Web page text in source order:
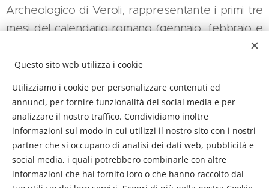
Archeologico di Veroli, rappresentante i primi tre
mesi del calendario romano (gennaio, febbraio e
marzo), dove erano riportati tra gli altri i giorno
fasti, riferiti ad attività civili. Il Festival si svolge
ogni anno tra la fine di luglio e inizi di agosto nel
centro storico di Veroli, ospita artisti provenienti
da tutto il mondo che offrono spettacoli di
diversa natura, con musica, poesia e teatro,
esaltando le bellezze del luogo e comunicando
cultura, tradizioni e benessere sociale.
Questo sito web utilizza i cookie
Utilizziamo i cookie per personalizzare contenuti ed
annunci, per fornire funzionalità dei social media e per
analizzare il nostro traffico. Condividiamo inoltre
informazioni sul modo in cui utilizzi il nostro sito con i nostri
partner che si occupano di analisi dei dati web, pubblicità e
social media, i quali potrebbero combinarle con altre
informazioni che hai fornito loro o che hanno raccolto dal